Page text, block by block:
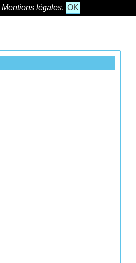
Mentions légales. OK